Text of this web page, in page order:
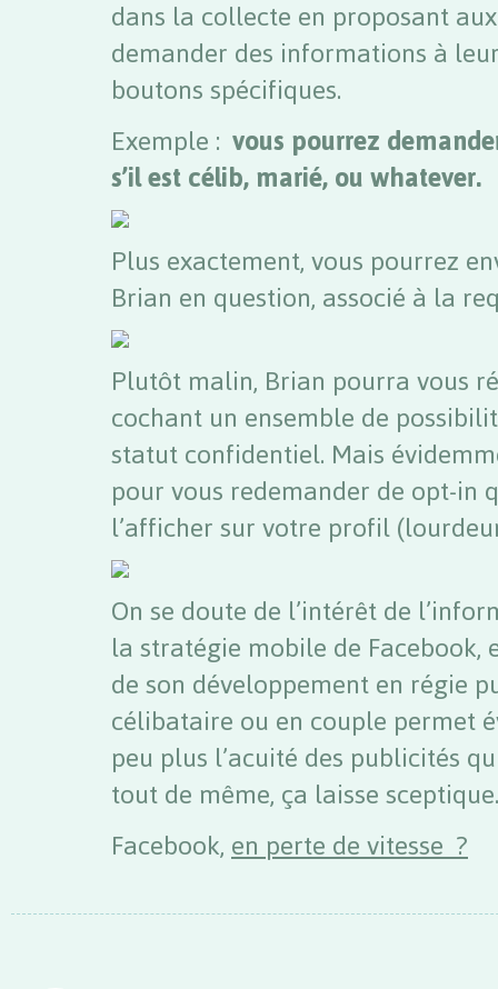
dans la collecte en proposant
demander des informations à
boutons spécifiques.
Exemple : vous pourrez
s’il est célib, marié, ou whatever.
Plus exactement, vous pourrez
Brian en question, associé à la
Plutôt malin, Brian pourra vous
cochant un ensemble de
statut confidentiel. Mais
pour vous redemander de opt-in
l’afficher sur votre profil
On se doute de l’intérêt de
la stratégie mobile de Facebook,
de son développement en régie
célibataire ou en couple permet
peu plus l’acuité des publicités
tout de même, ça laisse
Facebook, en perte de vitesse ?